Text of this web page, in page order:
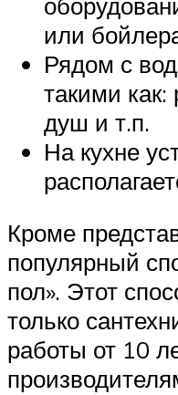
или
Рядом с
такими как:
душ и т.п.
На кухне
Кроме
популярный
пол». Этот
только
работы от 10